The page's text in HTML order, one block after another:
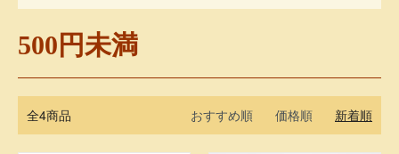
500円未満
全4商品 おすすめ順 価格順 新着順